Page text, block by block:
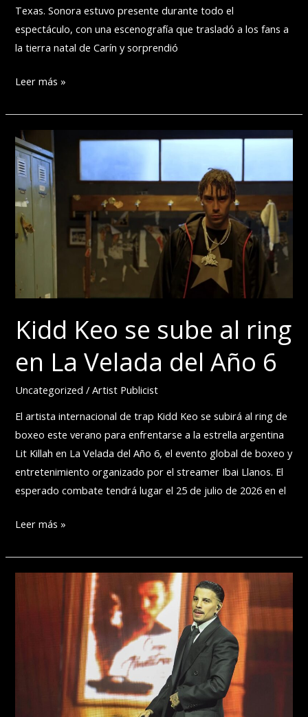
Texas. Sonora estuvo presente durante todo el
espectáculo, con una escenografía que trasladó a los fans a
la tierra natal de Carín y sorprendió
CARÍN
INICIA
EL
“TOUR
NORTEAMÉRICA
2026”
CON
MONUMENTAL
EN
TEXAS
Leer más »
Kidd Keo se sube al ring
en La Velada del Año 6
Uncategorized /Artist Publicist
El artista internacional de trap Kidd Keo se subirá al ring de
boxeo este verano para enfrentarse a la estrella argentina
Lit Killah en La Velada del Año 6, el evento global de boxeo y
entretenimiento organizado por el streamer Ibai Llanos. El
esperado combate tendrá lugar el 25 de julio de 2026 en el
Kidd
se
Leer más »